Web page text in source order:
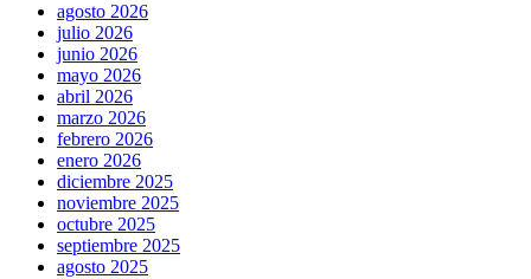
agosto 2026
julio 2026
junio 2026
mayo 2026
abril 2026
marzo 2026
febrero 2026
enero 2026
diciembre 2025
noviembre 2025
octubre 2025
septiembre 2025
agosto 2025